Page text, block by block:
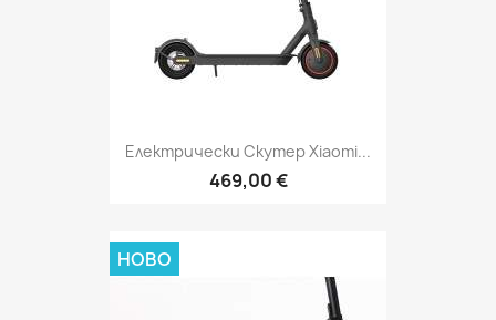
Електрически Скутер Xiaomi...
469,00 €
НОВО